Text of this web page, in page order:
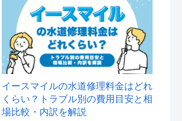
イースマイルの水道修理料金はどれ
くらい？トラブル別の費用目安と相
場比較・内訳を解説